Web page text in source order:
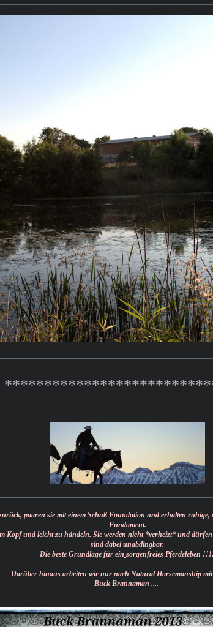
paaren sie mit einem Schuß Foundation und erhalten ruhige,
Fundament.
Kopf und leicht zu händeln. Sie werden nicht *verheizt* und
sind dabei unabdingbar.
Die beste Grundlage für ein sorgenfreies Pferdeleben
Darüber hinaus arbeiten wir nur nach Natural Horsemanship
Buck Brannaman ....